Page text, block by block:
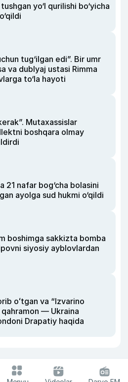
yo‘l qurilishi bo‘yicha
tug‘ilgan edi”. Bir umr
va dublyaj ustasi Rimma
to‘la hayoti
Mutaxassislar
boshqara olmay
21 nafar bog‘cha bolasini
ayolga sud hukmi o‘qildi
boshimga sakkizta bomba
siyosiy ayblovlardan
oʻtgan va “Izvarino
— Ukraina
Drapatiy haqida